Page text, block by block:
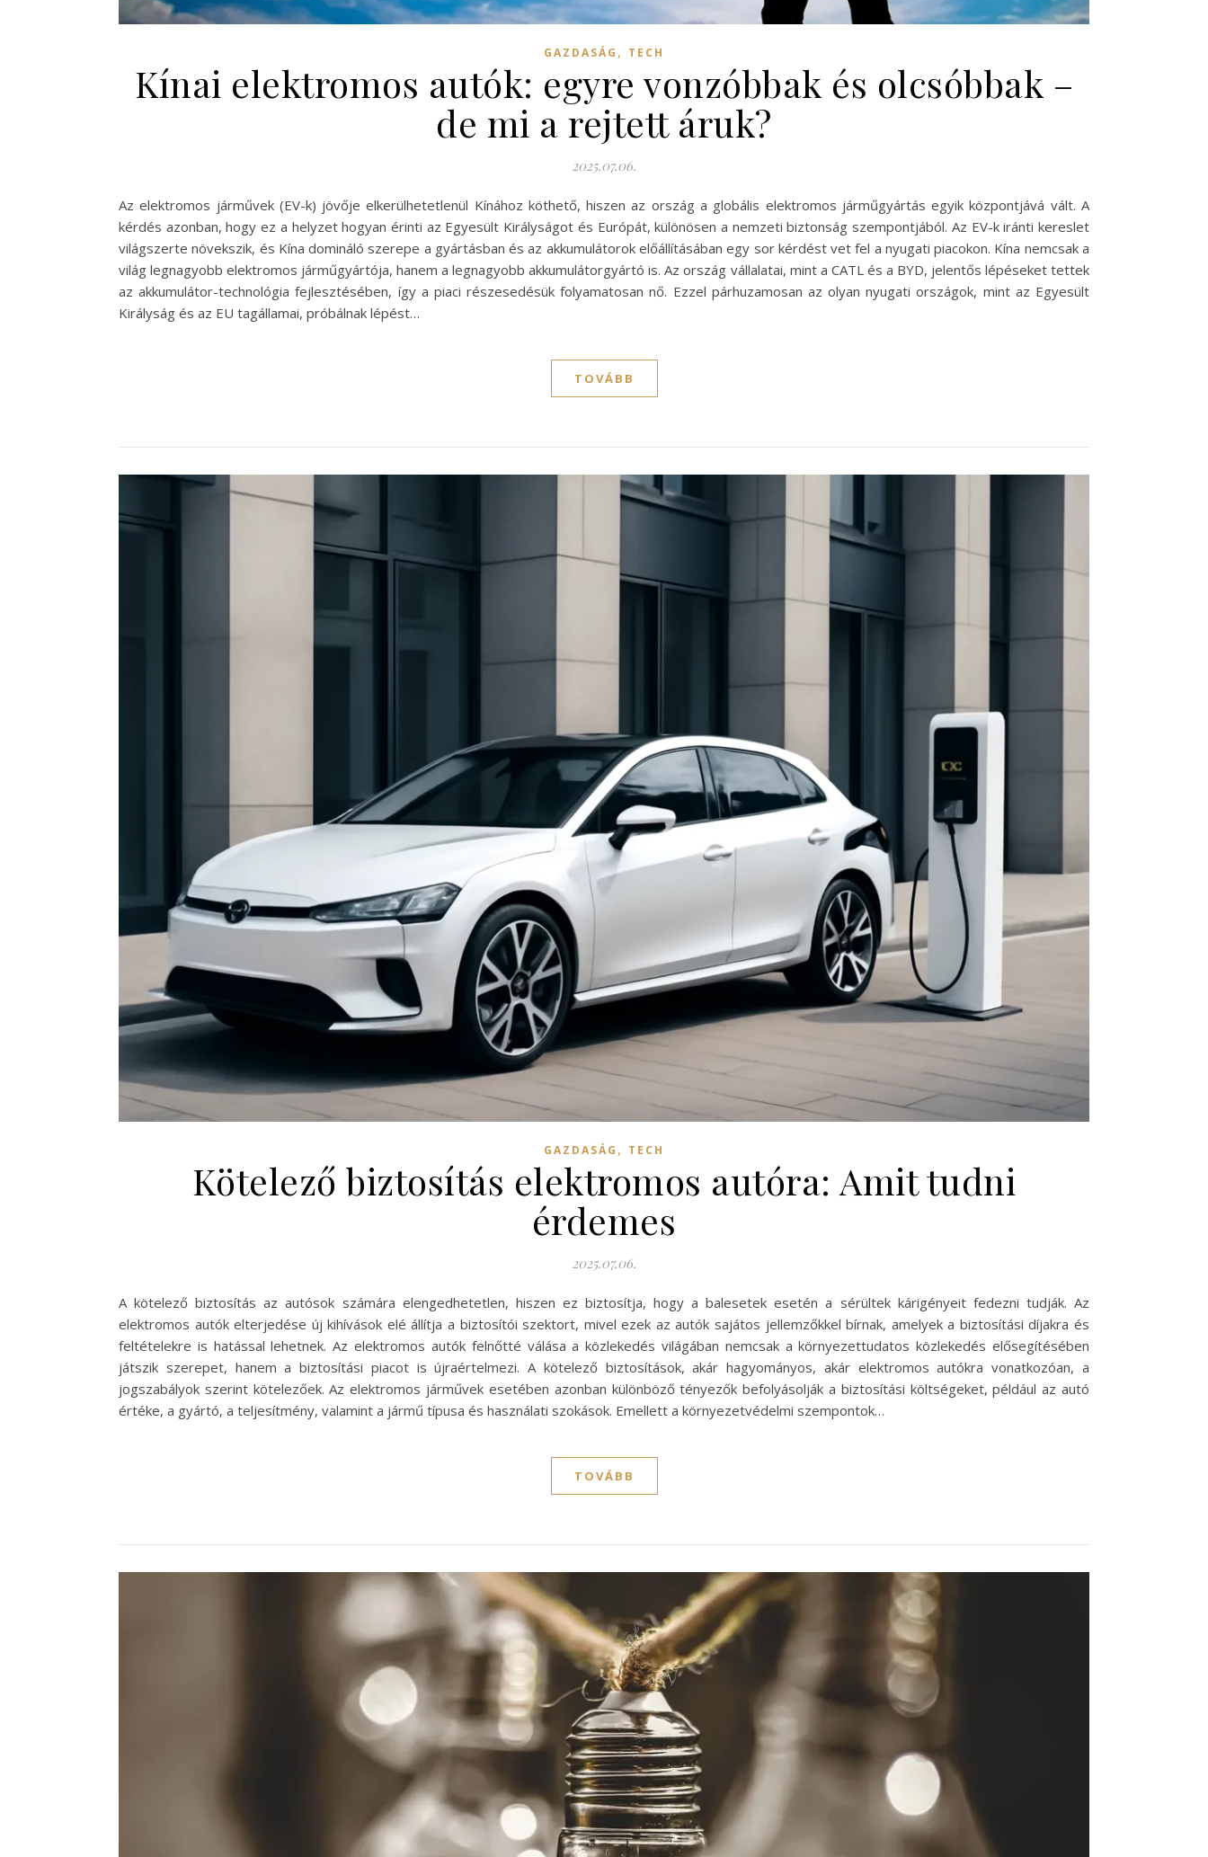
GAZDASÁG , TECH
Kínai elektromos autók: egyre vonzóbbak és olcsóbbak –
de mi a rejtett áruk?
2025.07.06.
Az elektromos járművek (EV-k) jövője elkerülhetetlenül Kínához köthető, hiszen az ország a globális elektromos járműgyártás egyik központjává vált. A
kérdés azonban, hogy ez a helyzet hogyan érinti az Egyesült Királyságot és Európát, különösen a nemzeti biztonság szempontjából. Az EV-k iránti kereslet
világszerte növekszik, és Kína domináló szerepe a gyártásban és az akkumulátorok előállításában egy sor kérdést vet fel a nyugati piacokon. Kína nemcsak a
világ legnagyobb elektromos járműgyártója, hanem a legnagyobb akkumulátorgyártó is. Az ország vállalatai, mint a CATL és a BYD, jelentős lépéseket tettek
az akkumulátor-technológia fejlesztésében, így a piaci részesedésük folyamatosan nő. Ezzel párhuzamosan az olyan nyugati országok, mint az Egyesült
Királyság és az EU tagállamai, próbálnak lépést…
TOVÁBB
GAZDASÁG , TECH
Kötelező biztosítás elektromos autóra: Amit tudni
érdemes
2025.07.06.
A kötelező biztosítás az autósok számára elengedhetetlen, hiszen ez biztosítja, hogy a balesetek esetén a sérültek kárigényeit fedezni tudják. Az
elektromos autók elterjedése új kihívások elé állítja a biztosítói szektort, mivel ezek az autók sajátos jellemzőkkel bírnak, amelyek a biztosítási díjakra és
feltételekre is hatással lehetnek. Az elektromos autók felnőtté válása a közlekedés világában nemcsak a környezettudatos közlekedés elősegítésében
játszik szerepet, hanem a biztosítási piacot is újraértelmezi. A kötelező biztosítások, akár hagyományos, akár elektromos autókra vonatkozóan, a
jogszabályok szerint kötelezőek. Az elektromos járművek esetében azonban különböző tényezők befolyásolják a biztosítási költségeket, például az autó
értéke, a gyártó, a teljesítmény, valamint a jármű típusa és használati szokások. Emellett a környezetvédelmi szempontok…
TOVÁBB